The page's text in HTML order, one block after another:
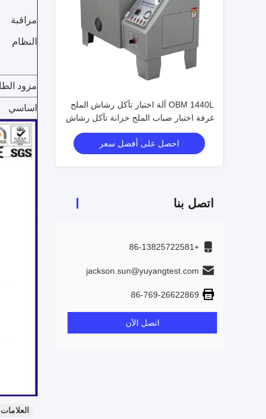
OBM 1440L آلة اختبار تآكل رشاش الملح
غرفة اختبار ضباب الملح خزانة تآكل رشاش
الملح
احصل على أفضل سعر
اتصل بنا
+86-13825722581
jackson.sun@yuyangtest.com
86-769-26622869
اتصل الآن
مراقبة
النظام
مزود
اساسي
العلامات